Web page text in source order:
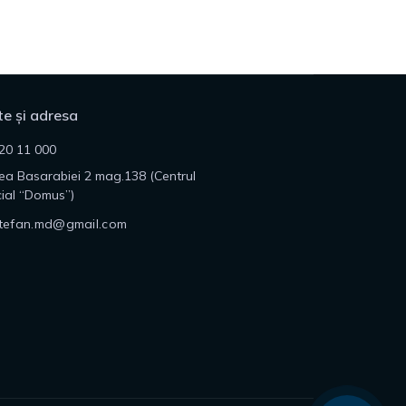
și adresa
11 000
Basarabiei 2 mag.138 (Centrul
“Domus”)